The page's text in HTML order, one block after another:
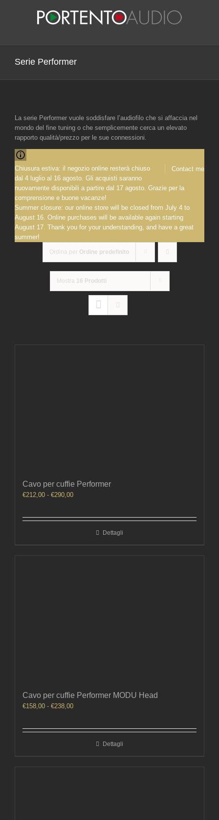
Serie Performer
La serie Performer vuole soddisfare l’audiofilo che si affaccia nel
mondo del fine tuning o che semplicemente cerca un elevato
rapporto qualità/prezzo per le sue connessioni.
Contact me
Chiusura estiva: il negozio online resterà chiuso
dal 4 luglio al 16 agosto. Gli acquisti saranno
nuovamente disponibili a partire dal 17 agosto. Grazie per la
comprensione e buone vacanze!
Summer closure: our online store will be closed from July 4 to
August 16. Online purchases will be available again starting
August 17. Thank you for your understanding, and have a great
summer!
Ordina per Ordine predefinito
Mostra 16 Prodotti
Cavo per cuffie Performer
€212,00 - €290,00Fascia
Dettagli
Cavo per cuffie Performer MODU Head
€158,00 - €238,00Fascia
da
Dettagli